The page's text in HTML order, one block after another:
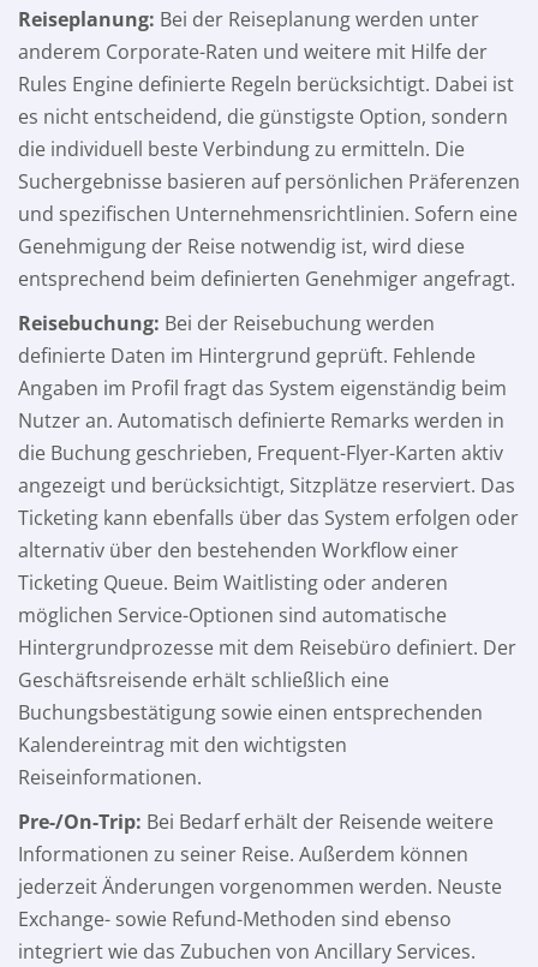
Reiseplanung: Bei der Reiseplanung werden unter
anderem Corporate-Raten und weitere mit Hilfe der
Rules Engine definierte Regeln berücksichtigt. Dabei ist
es nicht entscheidend, die günstigste Option, sondern
die individuell beste Verbindung zu ermitteln. Die
Suchergebnisse basieren auf persönlichen Präferenzen
und spezifischen Unternehmensrichtlinien. Sofern eine
Genehmigung der Reise notwendig ist, wird diese
entsprechend beim definierten Genehmiger angefragt.
Reisebuchung: Bei der Reisebuchung werden
definierte Daten im Hintergrund geprüft. Fehlende
Angaben im Profil fragt das System eigenständig beim
Nutzer an. Automatisch definierte Remarks werden in
die Buchung geschrieben, Frequent-Flyer-Karten aktiv
angezeigt und berücksichtigt, Sitzplätze reserviert. Das
Ticketing kann ebenfalls über das System erfolgen oder
alternativ über den bestehenden Workflow einer
Ticketing Queue. Beim Waitlisting oder anderen
möglichen Service-Optionen sind automatische
Hintergrundprozesse mit dem Reisebüro definiert. Der
Geschäftsreisende erhält schließlich eine
Buchungsbestätigung sowie einen entsprechenden
Kalendereintrag mit den wichtigsten
Reiseinformationen.
Pre-/On-Trip: Bei Bedarf erhält der Reisende weitere
Informationen zu seiner Reise. Außerdem können
jederzeit Änderungen vorgenommen werden. Neuste
Exchange- sowie Refund-Methoden sind ebenso
integriert wie das Zubuchen von Ancillary Services.